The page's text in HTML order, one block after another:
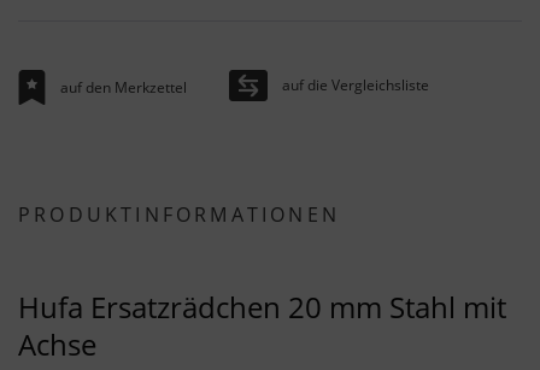
auf den Merkzettel auf die Vergleichsliste
PRODUKTINFORMATIONEN
Hufa Ersatzrädchen 20 mm Stahl mit
Achse